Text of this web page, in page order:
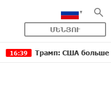
ՄԵՆՅՈՒ
Трамп: США больше не